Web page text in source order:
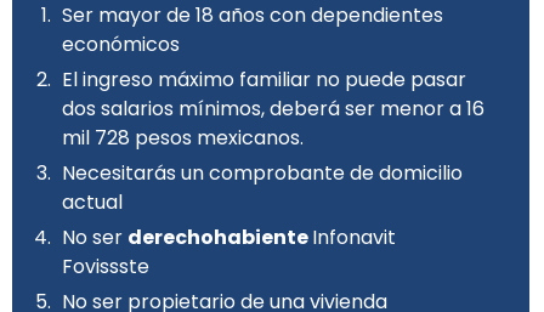
Ser mayor de 18 años con dependientes
económicos
El ingreso máximo familiar no puede pasar
dos salarios mínimos, deberá ser menor a 16
mil 728 pesos mexicanos.
Necesitarás un comprobante de domicilio
actual
No ser derechohabienteInfonavit
Fovissste
No ser propietario de una vivienda